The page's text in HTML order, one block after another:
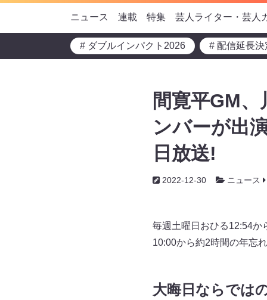
ニュース 連載 特集 芸人ライター・芸人
# ダブルインパクト2026 # 配信延長決
間寛平GM
ンバーが出
日放送!
2022-12-30 ニュース
毎週土曜日おひる12:54か
10:00から約2時間の年忘
大晦日ならでは